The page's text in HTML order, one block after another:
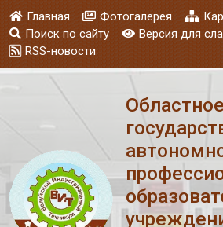
Главная Фотогалерея
Поиск по сайту
Версия для
RSS-новости
Областное